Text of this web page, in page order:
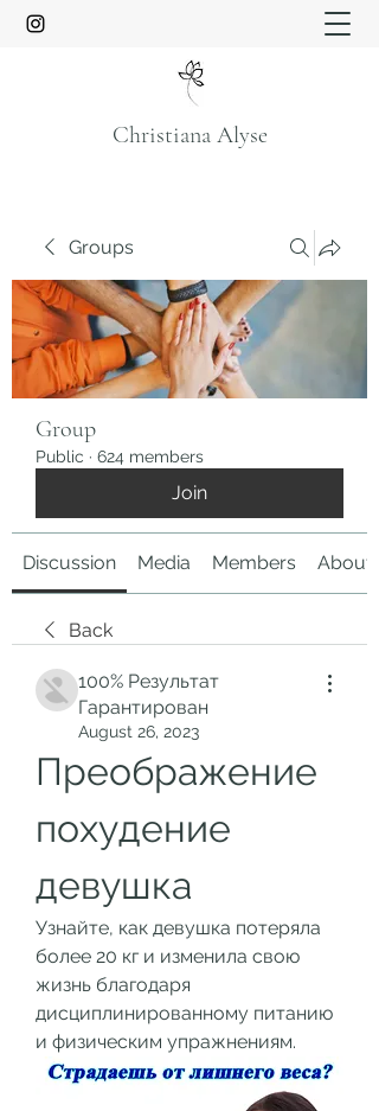
Christiana Alyse
Groups
Group
Public · 624 members
Join
Discussion Media Members About
Back
100% Результат
Гарантирован
August 26, 2023
Преображение
похудение
девушка
Узнайте, как девушка потеряла
более 20 кг и изменила свою
жизнь благодаря
дисциплинированному питанию
и физическим упражнениям.